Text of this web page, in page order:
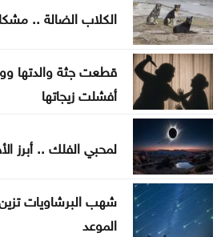
تطبيق سند خلال نصف ساعة
التربية: جاهزية لتطبيق التوجيهي
التربية: تغيير موعد إعلان نتائج
تنظيمية فقط
فأكثر في التوجيهي
أسماء الأوائل في الثانوية العامة 2026
الكلاب الضالة ..
قطعت جثة والدتها
أفشلت زيجاتها
لمحبي الفلك .. أبرز
شهب البرشاويات
الموعد